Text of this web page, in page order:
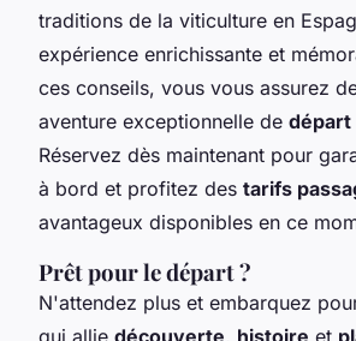
traditions de la viticulture en
expérience enrichissante et
ces conseils, vous vous assurez
aventure exceptionnelle de départ
Réservez dès maintenant pour
à bord et profitez des tarifs
avantageux disponibles en ce
Prêt pour le départ ?
N'attendez plus et embarquez
qui allie découverte, histoire et